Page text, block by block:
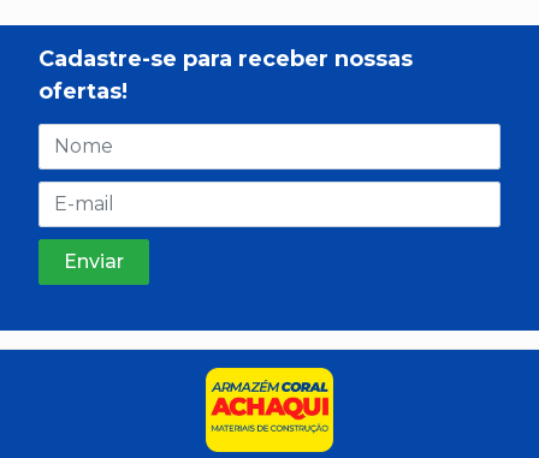
Cadastre-se para receber nossas
ofertas!